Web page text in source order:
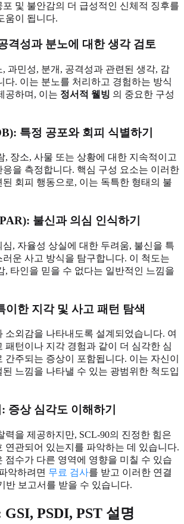
및 불안감의 더 급성적인 신체적 징후를
움이 됩니다.
격성과 분노에 대한 생각 검토
과민성, 분개, 공격성과 관련된 생각, 감
다. 이는 분노를 처리하고 경험하는 방식
공하며, 이는 정서적 웰빙 의 중요한 구성
특정 공포와 회피 식별하기
, 장소, 사물 또는 상황에 대한 지속적이고
을 측정합니다. 핵심 구성 요소는 이러한
회피 행동으로, 이는 독특한 형태의 불
불신과 의심 인식하기
, 자율성 상실에 대한 두려움, 불신을 특
운 사고 방식을 탐구합니다. 이 척도는
, 타인을 믿을 수 없다는 일반적인 느낌을
이한 지각 및 사고 패턴 탐색
소외감을 나타내도록 설계되었습니다. 여
패턴이나 지각 경험과 같이 더 심각한 심
간주되는 증상이 포함됩니다. 이는 자신이
느낌을 나타낼 수 있는 광범위한 척도입
증상 심각도 이해하기
력을 제공하지만, SCL-90의 진정한 힘은
연관되어 있는지를 파악하는 데 있습니다.
점수가 다른 영역에 영향을 미칠 수 있습
악하려면 무료 검사를 받고 이러한 연결
반 보고서를 받을 수 있습니다.
PSDI, PST 설명